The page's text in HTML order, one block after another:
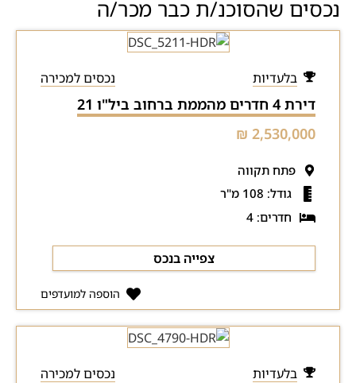
נכסים שהסוכנ/ת כבר מכר/ה
בלעדיות נכסים למכירה
דירת 4 חדרים מהממת ברחוב ביל"ו 21
2,530,000 ₪
פתח תקווה
גודל: 108 מ"ר
חדרים: 4
צפייה בנכס
הוספה למועדפים
בלעדיות נכסים למכירה